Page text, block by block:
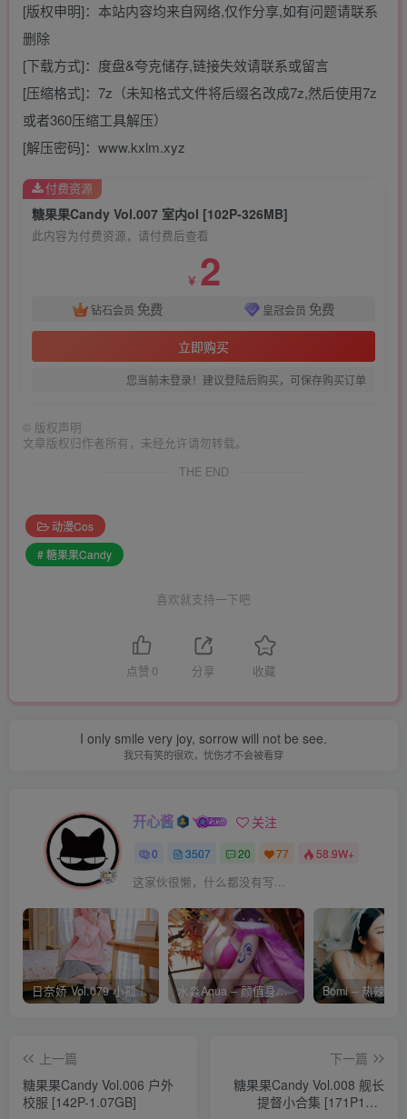
[版权申明]：本站内容均来自网络,仅作分享,如有问题请联系
删除
[下载方式]：度盘&夸克储存,链接失效请联系或留言
[压缩格式]：7z（未知格式文件将后缀名改成7z,然后使用7z
或者360压缩工具解压）
[解压密码]：www.kxlm.xyz
糖果果Candy Vol.007 室内ol [102P-326MB]
此内容为付费资源，请付费后查看
￥ 2
钻石会员 免费 皇冠会员 免费
立即购买
您当前未登录！建议登陆后购买，可保存购买订单
付费资源
© 版权声明
文章版权归作者所有，未经允许请勿转载。
THE END
动漫Cos
# 糖果果Candy
喜欢就支持一下吧
点赞 0 分享 收藏
I only smile very joy, sorrow will not be see.
我只有笑的很欢，忧伤才不会被看穿
开心酱 关注
0 3507 20 77 58.9W+
这家伙很懒，什么都没有写...
日奈娇 Vol.079 小孤独 [134P-1.84GB] 水淼Aqua – 颜值身材双在线 火爆日本 Cos写真作品合集
上一篇
糖果果Candy Vol.006 户外
校服 [142P-1.07GB]
下一篇
糖果果Candy Vol.008 舰长
提督小合集 [171P10V-